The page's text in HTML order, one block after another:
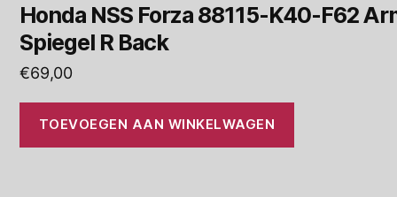
Honda NSS Forza 88115-K40-F62
Spiegel R Back
€69,00
TOEVOEGEN AAN WINKELWAGEN